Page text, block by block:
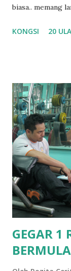
biasa.. memang
ko.. masa tu aku
tanya sapa-sapa
jugak masa
terasa jugak
kat salah satu
pun tak tau..
mungkin sebab
masalah
dyslexia tu..
KONGSI 20
GEGAR 1